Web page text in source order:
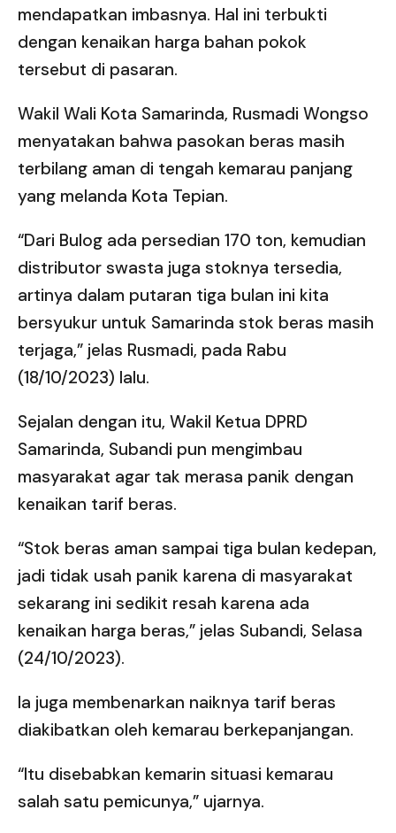
mendapatkan imbasnya. Hal ini terbukti
dengan kenaikan harga bahan pokok
tersebut di pasaran.
Wakil Wali Kota Samarinda, Rusmadi Wongso
menyatakan bahwa pasokan beras masih
terbilang aman di tengah kemarau panjang
yang melanda Kota Tepian.
“Dari Bulog ada persedian 170 ton, kemudian
distributor swasta juga stoknya tersedia,
artinya dalam putaran tiga bulan ini kita
bersyukur untuk Samarinda stok beras masih
terjaga,” jelas Rusmadi, pada Rabu
(18/10/2023) lalu.
Sejalan dengan itu, Wakil Ketua DPRD
Samarinda, Subandi pun mengimbau
masyarakat agar tak merasa panik dengan
kenaikan tarif beras.
“Stok beras aman sampai tiga bulan kedepan,
jadi tidak usah panik karena di masyarakat
sekarang ini sedikit resah karena ada
kenaikan harga beras,” jelas Subandi, Selasa
(24/10/2023).
Ia juga membenarkan naiknya tarif beras
diakibatkan oleh kemarau berkepanjangan.
“Itu disebabkan kemarin situasi kemarau
salah satu pemicunya,” ujarnya.